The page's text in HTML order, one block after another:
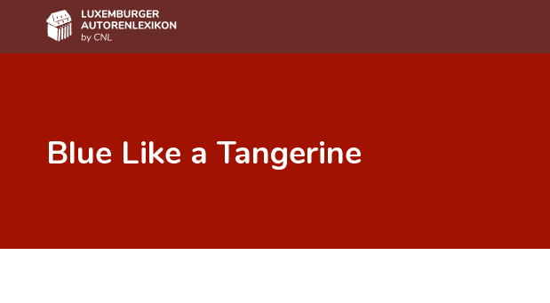
Erweiterte Suche
Blue Like a Tangerine